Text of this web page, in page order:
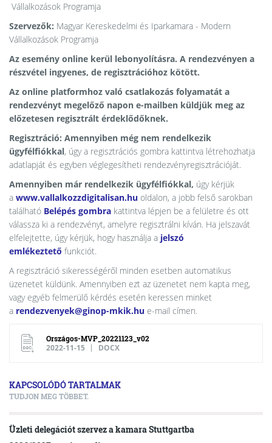
Vállalkozások Programja
Szervezők: Magyar Kereskedelmi és Iparkamara - Modern
Vállalkozások Programja
Az esemény online kerül lebonyolításra. A rendezvényen a
részvétel ingyenes, de regisztrációhoz kötött.
Az online platformhoz való csatlakozás folyamatát a
rendezvényt megelőző napon e-mailben küldjük meg az
előzetesen regisztrált érdeklődőknek.
Regisztráció: Amennyiben még nem rendelkezik
ügyfélfiókkal, úgy a regisztrációs gombra kattintva létrehozhatja
adatlapját és egyben véglegesítheti rendezvényregisztrációját.
Amennyiben már rendelkezik ügyfélfiókkal, úgy kérjük
a www.vallalkozzdigitalisan.hu oldalon, a jobb felső sarokban
található Belépés gombra kattintva lépjen be a felületre és ott
válassza ki a rendezvényt, amelyre regisztrálni kíván. Ha jelszavát
elfelejtette, úgy kérjük, hogy használja a jelszó
emlékeztető funkciót.
A regisztráció sikerességéről minden esetben automatikus
üzenetet küldünk. Amennyiben ezt az üzenetet nem kapta meg,
vagy egyéb felmerülő kérdés esetén keressen minket
a rendezvenyek@ginop-mkik.hu e-mail címen.
Országos-MVP_20221123_v02
2022-11-15 DOCX
KAPCSOLÓDÓ TARTALMAK
TUDJON MEG TÖBBET.
Üzleti delegációt szervez a kamara Stuttgartba